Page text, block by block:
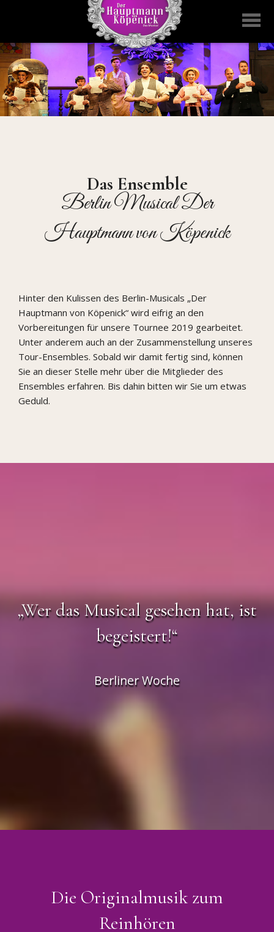
Das Ensemble
Berlin Musical Der
Hauptmann von Köpenick
Hinter den Kulissen des Berlin-Musicals „Der
Hauptmann von Köpenick“ wird eifrig an den
Vorbereitungen für unsere Tournee 2019 gearbeitet.
Unter anderem auch an der Zusammenstellung unseres
Tour-Ensembles. Sobald wir damit fertig sind, können
Sie an dieser Stelle mehr über die Mitglieder des
Ensembles erfahren. Bis dahin bitten wir Sie um etwas
Geduld.
„Wer das Musical gesehen hat, ist
begeistert!“
Berliner Woche
Die Originalmusik zum
Reinhören